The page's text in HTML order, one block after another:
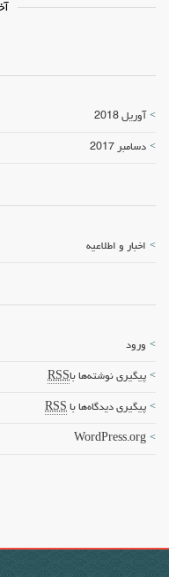
آوریل 2018
دسامبر 2017
اخبار و اطلاعیه
ورود
پیگیری نوشته‌ها باRSS
پیگیری دیدگاه‌ها با RSS
WordPress.org